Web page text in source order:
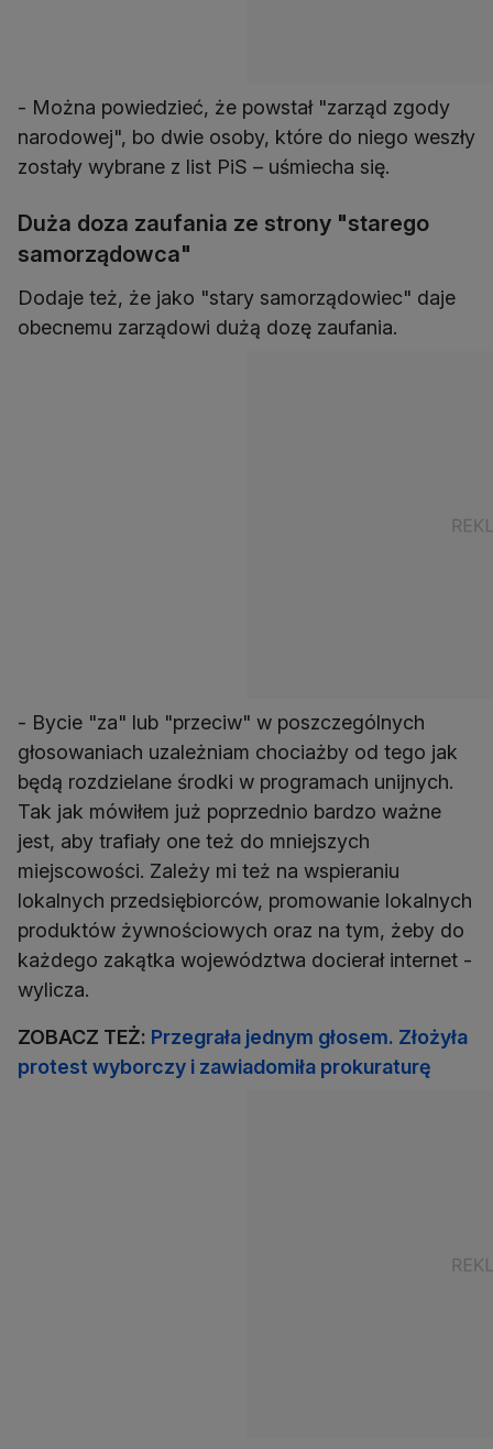
- Można powiedzieć, że powstał "zarząd zgody
narodowej", bo dwie osoby, które do niego weszły
zostały wybrane z list PiS – uśmiecha się.
Duża doza zaufania ze strony "starego
samorządowca"
Dodaje też, że jako "stary samorządowiec" daje
- Bycie "za" lub "przeciw" w poszczególnych
głosowaniach uzależniam chociażby od tego jak
będą rozdzielane środki w programach unijnych.
Tak jak mówiłem już poprzednio bardzo ważne
jest, aby trafiały one też do mniejszych
miejscowości. Zależy mi też na wspieraniu
lokalnych przedsiębiorców, promowanie lokalnych
produktów żywnościowych oraz na tym, żeby do
każdego zakątka województwa docierał internet -
wylicza.
ZOBACZ TEŻ: Przegrała jednym głosem. Złożyła
protest wyborczy i zawiadomiła prokuraturę